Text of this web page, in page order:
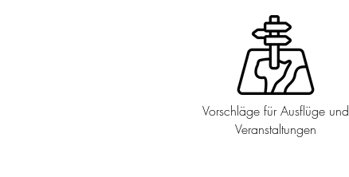
Vorschläge für Ausflüge und
Veranstaltungen